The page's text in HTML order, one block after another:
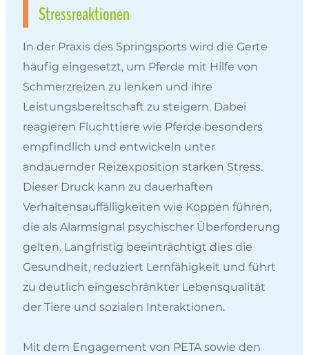
Stressreaktionen
In der Praxis des Springsports wird die Gerte
häufig eingesetzt, um Pferde mit Hilfe von
Schmerzreizen zu lenken und ihre
Leistungsbereitschaft zu steigern. Dabei
reagieren Fluchttiere wie Pferde besonders
empfindlich und entwickeln unter
andauernder Reizexposition starken Stress.
Dieser Druck kann zu dauerhaften
Verhaltensauffälligkeiten wie Koppen führen,
die als Alarmsignal psychischer Überforderung
gelten. Langfristig beeinträchtigt dies die
Gesundheit, reduziert Lernfähigkeit und führt
zu deutlich eingeschränkter Lebensqualität
der Tiere und sozialen Interaktionen.
Mit dem Engagement von PETA sowie den